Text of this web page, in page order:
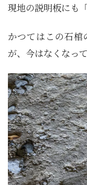
現地の説明板にも
かつてはこの石棺
が、今はなくなって